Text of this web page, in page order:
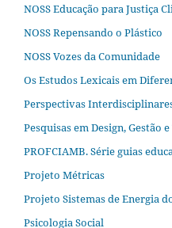
NOSS Educação para Justiça
NOSS Repensando o Plástico
NOSS Vozes da Comunidade
Os Estudos Lexicais em
Perspectivas
Pesquisas em Design, Gestão
PROFCIAMB. Série guias
Projeto Métricas
Projeto Sistemas de Energia
Psicologia Social